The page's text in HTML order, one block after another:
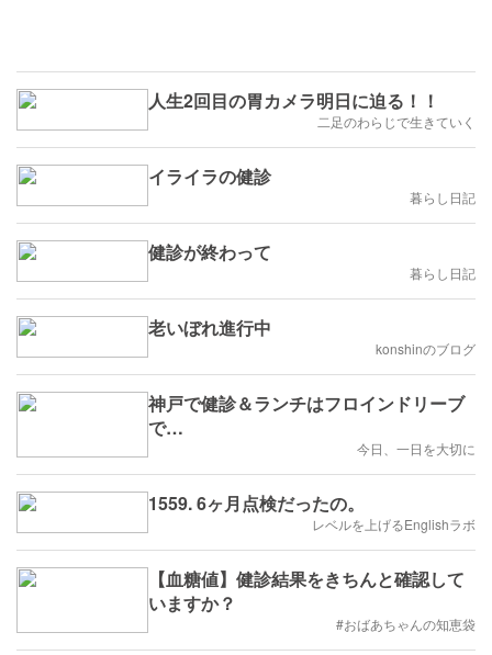
人生2回目の胃カメラ明日に迫る！！
二足のわらじで生きていく
イライラの健診
暮らし日記
健診が終わって
暮らし日記
老いぼれ進行中
konshinのブログ
神戸で健診＆ランチはフロインドリーブ
で…
今日、一日を大切に
1559. 6ヶ月点検だったの。
レベルを上げるEnglishラボ
【血糖値】健診結果をきちんと確認して
いますか？
#おばあちゃんの知恵袋